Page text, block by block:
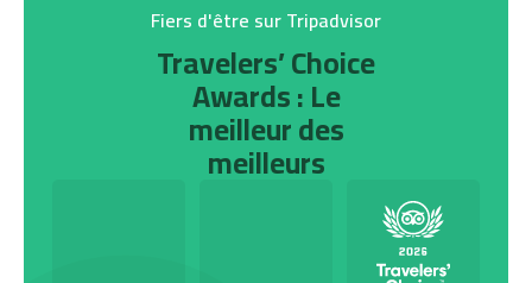
Fiers d'être sur Tripadvisor
Travelers’ Choice
Awards : Le
meilleur des
meilleurs